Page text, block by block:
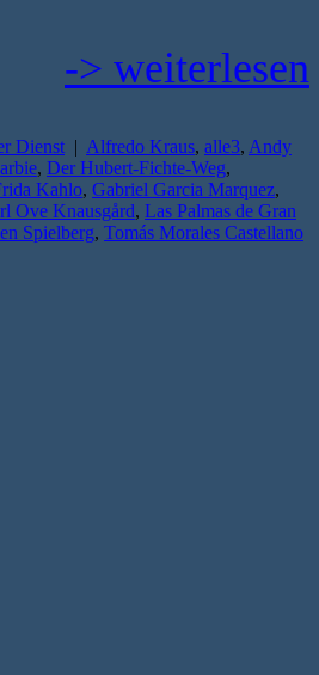
-> weiterlesen
Dienst | Alfredo Kraus, alle3, Andy
, Der Hubert-Fichte-Weg,
Kahlo, Gabriel Garcia Marquez,
Ove Knausgård, Las Palmas de Gran
Spielberg, Tomás Morales Castellano